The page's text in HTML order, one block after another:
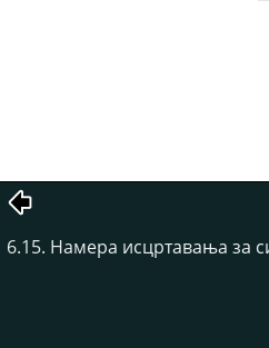
6.15. Намера исцртавања за